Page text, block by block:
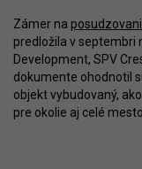
Zámer na
predložila v septembri
Development, SPV
dokumente ohodnotil
objekt vybudovaný,
pre okolie aj celé